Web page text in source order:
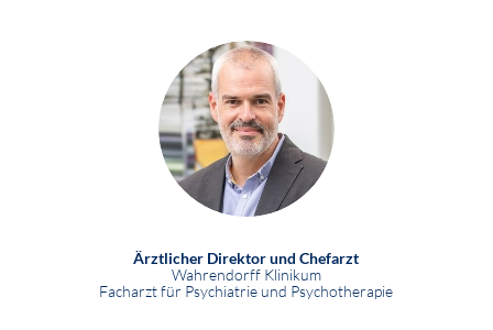
Ärztlicher Direktor und Chefarzt
Wahrendorff Klinikum
Facharzt für Psychiatrie und Psychotherapie